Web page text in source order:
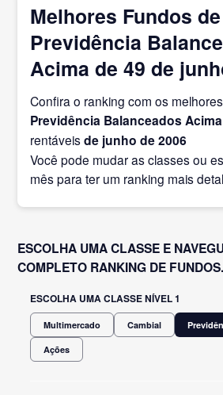
Melhores Fundos de
Previdência
Acima de 49 de
Confira o ranking com os
Previdência Balanceados
rentáveisde junho de 2006
Você pode mudar as classes ou
mês para ter um ranking mais
ESCOLHA UMA CLASSE E
COMPLETO RANKING DE FUNDOS.
ESCOLHA UMA CLASSE NÍVEL 1
Multimercado Cambial
Ações